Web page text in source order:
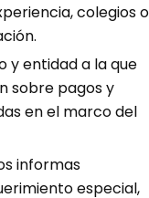
colegios o
y entidad a la que
sobre pagos y
en el marco del
informas
especial,